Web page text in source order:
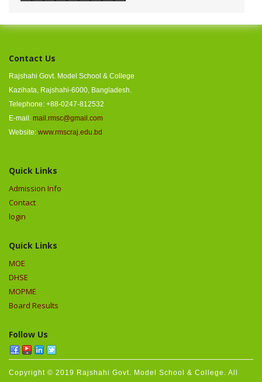
Contact Us
Rajshahi Govt. Model School & College
Kazihata, Rajshahi-6000, Bangladesh.
Telephone: +88-0247-812532
E-mail: mail.rmsc@gmail.com
Website: www.rmscraj.edu.bd
Quick Links
Admission Info
Contact
login
Quick Links
MOE
DHSE
MOPME
Board Results
Follow Us
Copyright © 2019 Rajshahi Govt. Model School & College. All